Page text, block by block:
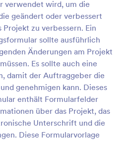
verwendet wird, um die
geändert oder verbessert
zu verbessern. Ein
sollte ausführlich
Änderungen am Projekt
Es sollte auch eine
damit der Auftraggeber die
genehmigen kann. Dieses
enthält Formularfelder
über das Projekt, das
Unterschrift und die
Diese Formularvorlage